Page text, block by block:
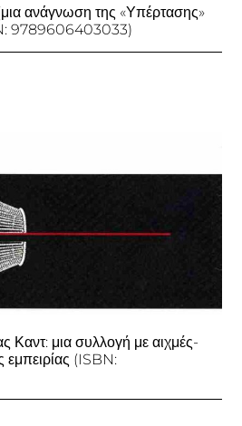
ανάγνωση της «Υπέρτασης»
9789606403033)
μια συλλογή με αιχμές-
εμπειρίας (ISBN: